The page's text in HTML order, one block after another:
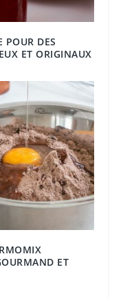
POUR DES
ET ORIGINAUX
ET